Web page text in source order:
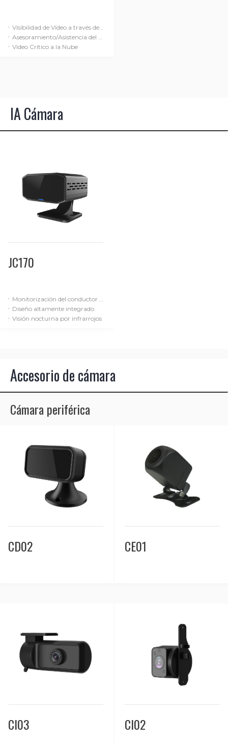
· Visibilidad de Vídeo a través de hasta 5 canales en Tiempo Real
· Asesoramiento/Asistencia del conductor
· Video Crítico a la Nube
IA Cámara
JC170
· Monitorización del conductor (DMS)
· Diseño altamente integrado
· Visión nocturna por infrarrojos
Accesorio de cámara
Cámara periférica
CD02 CE01
CI03 CI02